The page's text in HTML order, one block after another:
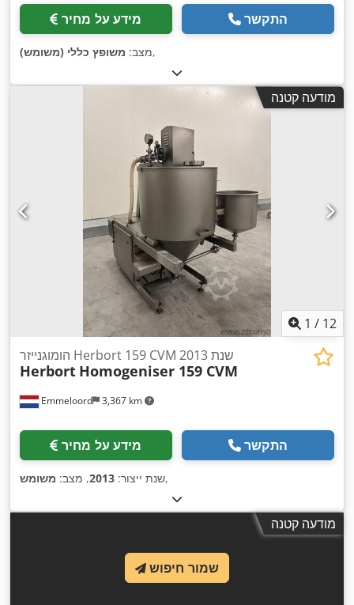
מידע על מחיר התקשר
מצב: משופץ כללי (משומש) ,
מודעה קטנה
1 / 12
Emmeloord 3,367 km
הומוגנייזר Herbort 159 CVM שנת 2013
Herbort Homogeniser 159 CVM
מידע על מחיר התקשר
שנת ייצור: 2013, מצב: משומש ,
מודעה קטנה
שמור חיפוש